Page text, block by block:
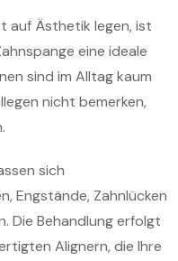
auf Ästhetik legen, ist
eine ideale
sind im Alltag kaum
nicht bemerken,
sich
Engstände, Zahnlücken
Die Behandlung erfolgt
Alignern, die Ihre